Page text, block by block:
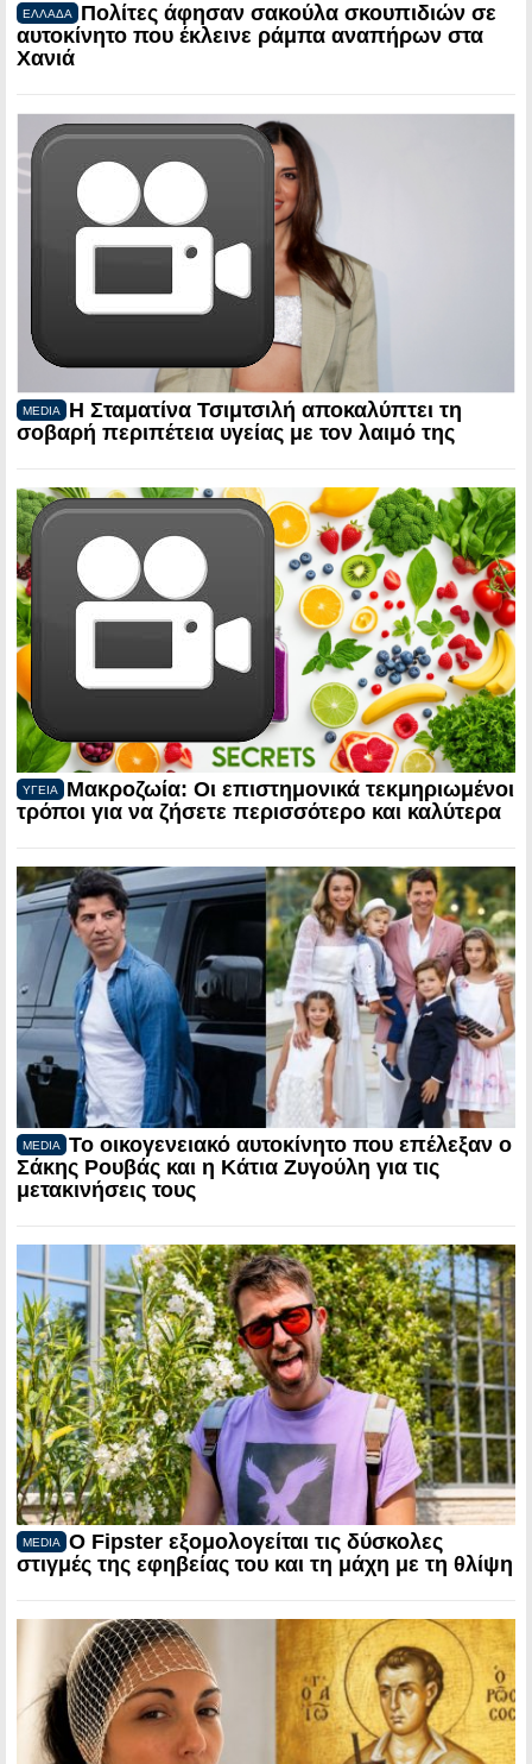
ΕΛΛΑΔΑ
Πολίτες άφησαν σακούλα σκουπιδιών σε
αυτοκίνητο που έκλεινε ράμπα αναπήρων στα
Χανιά
MEDIA
Η Σταματίνα Τσιμτσιλή αποκαλύπτει τη
σοβαρή περιπέτεια υγείας με τον λαιμό της
ΥΓΕΙΑ
Μακροζωία: Οι επιστημονικά τεκμηριωμένοι
τρόποι για να ζήσετε περισσότερο και καλύτερα
MEDIA
Το οικογενειακό αυτοκίνητο που επέλεξαν ο
Σάκης Ρουβάς και η Κάτια Ζυγούλη για τις
μετακινήσεις τους
MEDIA
Ο Fipster εξομολογείται τις δύσκολες
στιγμές της εφηβείας του και τη μάχη με τη θλίψη